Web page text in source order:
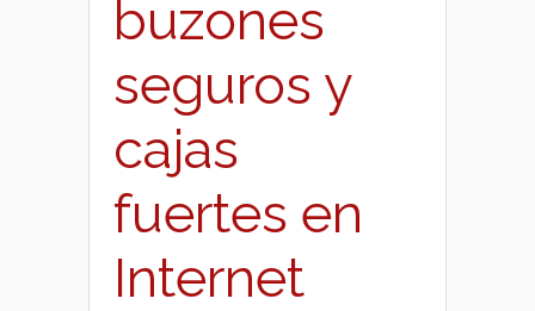
buzones
seguros y
cajas
fuertes en
Internet